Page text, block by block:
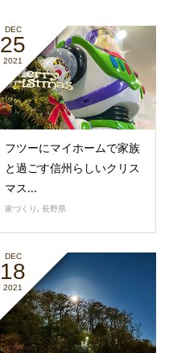
DEC
25
2021
フツーにマイホームで家族
と過ごす信州らしいクリス
マス...
家づくり, 長野県
DEC
18
2021